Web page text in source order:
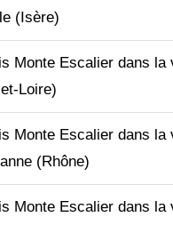
(Isère)
Monte Escalier dans la
Loire)
Monte Escalier dans la
(Rhône)
Monte Escalier dans la